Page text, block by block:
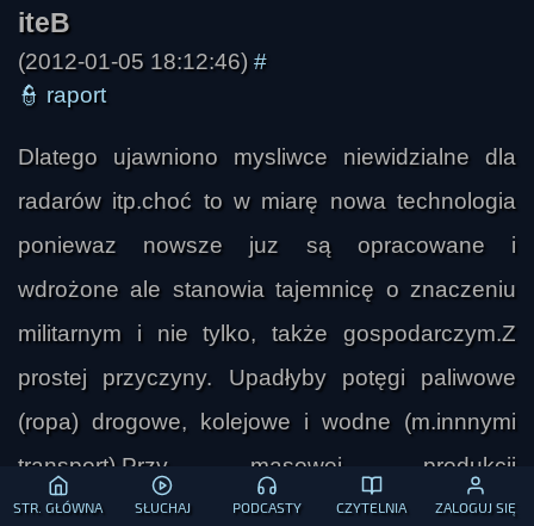
STR. GŁÓWNA SŁUCHAJ PODCASTY CZYTELNIA ZALOGUJ SIĘ
(2012-01-05 18:12:46) #
👮 raport
Dlatego ujawniono mysliwce niewidzialne dla
radarów itp.choć to w miarę nowa technologia
poniewaz nowsze juz są opracowane i
wdrożone ale stanowia tajemnicę o znaczeniu
militarnym i nie tylko, także gospodarczym.Z
prostej przyczyny. Upadłyby potęgi paliwowe
(ropa) drogowe, kolejowe i wodne (m.innnymi
transport).Przy masowej produkcji
antygrawitcyjnych spodków nie potrzebne